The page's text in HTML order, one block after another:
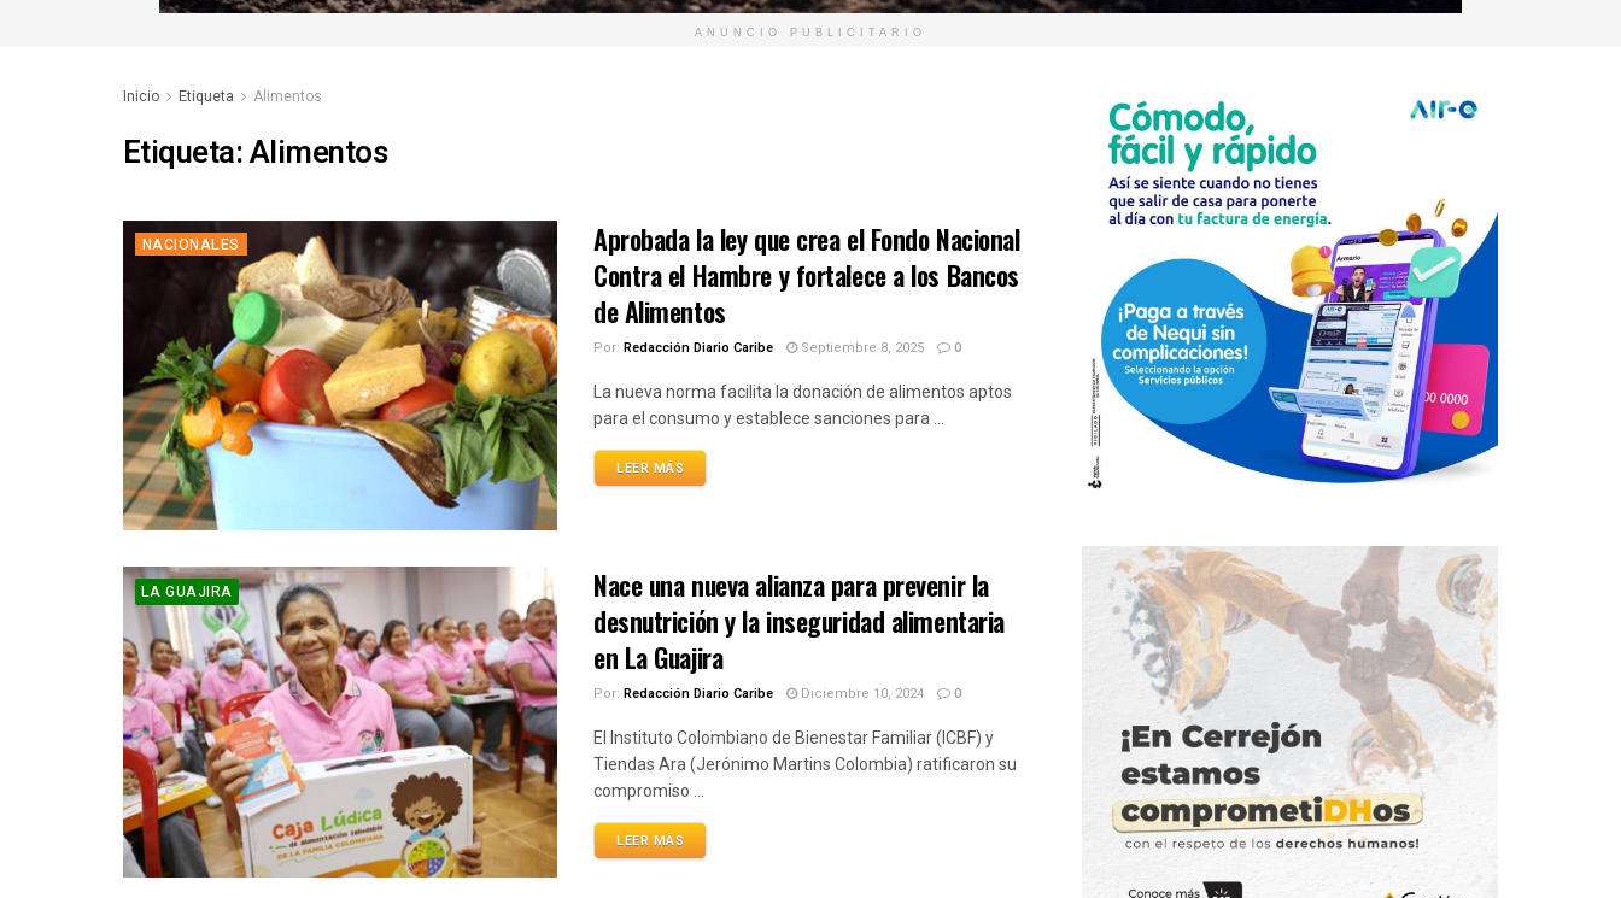
ANUNCIO PUBLICITARIO
Inicio Etiqueta Alimentos
Etiqueta:Alimentos
NACIONALES
Aprobada la ley que crea el Fondo Nacional
Contra el Hambre y fortalece a los Bancos
de Alimentos
Por: Redacción Diario Caribe Septiembre 8, 2025 0
La nueva norma facilita la donación de alimentos aptos
para el consumo y establece sanciones para ...
LEER MÁS
LA GUAJIRA
Nace una nueva alianza para prevenir la
desnutrición y la inseguridad alimentaria
en La Guajira
Por: Redacción Diario Caribe Diciembre 10, 2024 0
El Instituto Colombiano de Bienestar Familiar (ICBF) y
Tiendas Ara (Jerónimo Martins Colombia) ratificaron su
compromiso ...
LEER MÁS